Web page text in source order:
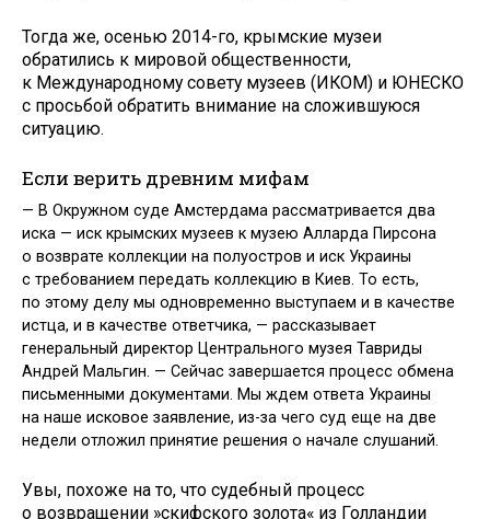
Тогда же, осенью 2014-го, крымские музеи
обратились к мировой общественности,
к Международному совету музеев (ИКОМ) и ЮНЕСКО
с просьбой обратить внимание на сложившуюся
ситуацию.
Если верить древним мифам
— В Окружном суде Амстердама рассматривается два
иска — иск крымских музеев к музею Алларда Пирсона
о возврате коллекции на полуостров и иск Украины
с требованием передать коллекцию в Киев. То есть,
по этому делу мы одновременно выступаем и в качестве
истца, и в качестве ответчика, — рассказывает
генеральный директор Центрального музея Тавриды
Андрей Мальгин. — Сейчас завершается процесс обмена
письменными документами. Мы ждем ответа Украины
на наше исковое заявление, из-за чего суд еще на две
недели отложил принятие решения о начале слушаний.
Увы, похоже на то, что судебный процесс
о возвращении »скифского золота« из Голландии